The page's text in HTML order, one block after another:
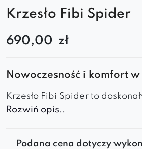
Krzesło Fibi Spider
690,00 zł
Nowoczesność i komfort w
Krzesło Fibi Spider to
które cenią elegancję, wygodę
różnych stylów wnętrz, od
Rozwiń opis..
Podana cena dotyczy